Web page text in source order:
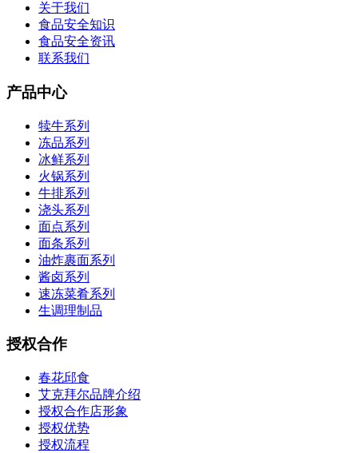
关于我们
食品安全知识
食品安全资讯
联系我们
产品中心
犊牛系列
冻品系列
冰鲜系列
火锅系列
牛排系列
浇头系列
面点系列
面条系列
油炸裹面系列
酱卤系列
速冻菜肴系列
生调理制品
授权合作
春花邱食
艾克拜尔品牌介绍
授权合作店形象
授权优势
授权流程